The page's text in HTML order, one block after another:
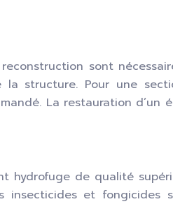
sont
structure. Pour une
La restauration
hydrofuge de qualité
et fongicides